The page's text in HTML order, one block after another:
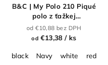
royal blue dark grey sport
B&C | My Polo 210 Piqué
polo z ťažkej
bavlny_01.U426
od €10,88 bez DPH
od €13,38/ ks
black Navy white red